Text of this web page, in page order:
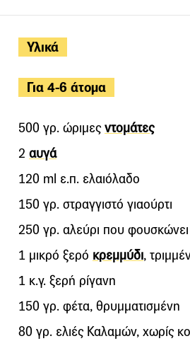
Υλικά
Για 4-6 άτομα
500 γρ. ώριμες ντομάτες
2 αυγά
120 ml ε.π. ελαιόλαδο
150 γρ. στραγγιστό γιαούρτι
250 γρ. αλεύρι που
1 μικρό ξερό κρεμμύδι,
1 κ.γ. ξερή ρίγανη
150 γρ. φέτα, θρυμματισμένη
80 γρ. ελιές Καλαμών, χωρίς